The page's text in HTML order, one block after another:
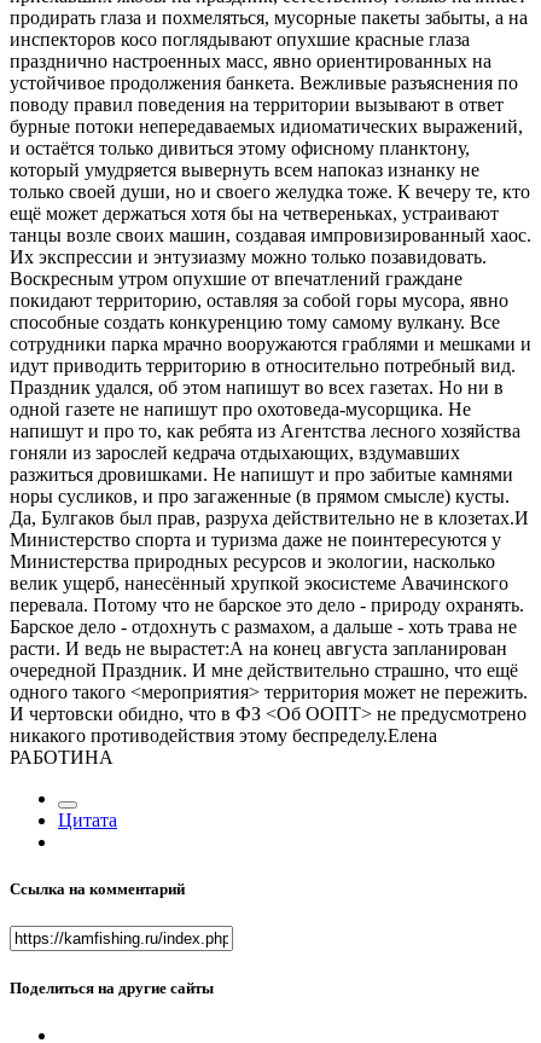
Цитата
Ссылка на комментарий
Поделиться на другие сайты